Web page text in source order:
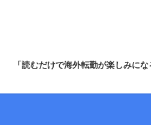
「読むだけで海外転勤が楽しみにな